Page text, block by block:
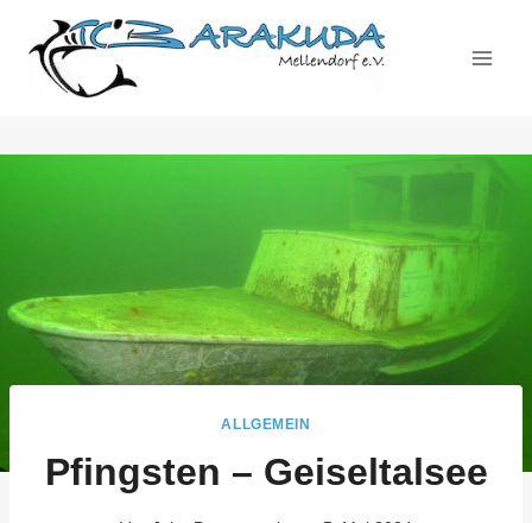
Inhalt
springen
ALLGEMEIN
Pfingsten – Geiseltalsee